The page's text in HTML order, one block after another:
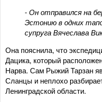
- Он отправился на
Эстонию в одних
супруга Вячеслава
Она пояснила, что
Дацика, который
Нарва. Сам Рыжий Тарзан
Сланцы и неплохо
Ленинградской области.